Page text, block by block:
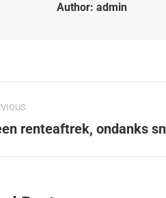
Author: admin
renteaftrek, ondanks